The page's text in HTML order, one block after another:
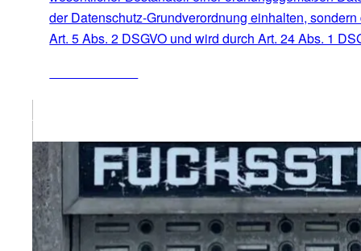
der Datenschutz-Grundverordnung einhalten,
Art. 5 Abs. 2 DSGVO und wird durch Art. 24 Abs. 1